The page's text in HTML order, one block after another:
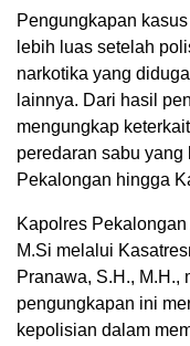
Pengungkapan
lebih luas setelah
narkotika yang
lainnya. Dari hasil
mengungkap
peredaran sabu
Pekalongan hingga
Kapolres
M.Si melalui
Pranawa, S.H., M.H.,
pengungkapan ini
kepolisian dalam